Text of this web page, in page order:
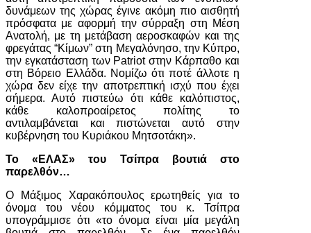
δυνάμεων της χώρας έγινε ακόμη πιο αισθητή
πρόσφατα με αφορμή την σύρραξη στη Μέση
Ανατολή, με τη μετάβαση αεροσκαφών και της
φρεγάτας “Κίμων” στη Μεγαλόνησο, την Κύπρο,
την εγκατάσταση των Patriot στην Κάρπαθο και
στη Βόρειο Ελλάδα. Νομίζω ότι ποτέ άλλοτε η
χώρα δεν είχε την αποτρεπτική ισχύ που έχει
σήμερα. Αυτό πιστεύω ότι κάθε καλόπιστος,
κάθε καλοπροαίρετος πολίτης το
αντιλαμβάνεται και πιστώνεται αυτό στην
κυβέρνηση του Κυριάκου Μητσοτάκη».
Το «ΕΛΑΣ» του Τσίπρα βουτιά στο
παρελθόν…
Ο Μάξιμος Χαρακόπουλος ερωτηθείς για το
όνομα του νέου κόμματος του κ. Τσίπρα
υπογράμμισε ότι «το όνομα είναι μία μεγάλη